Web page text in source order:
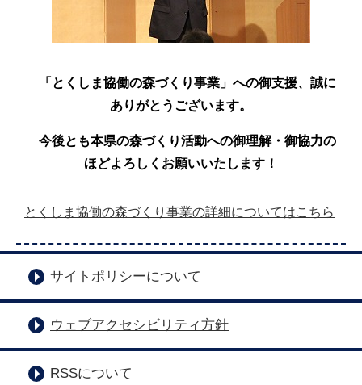
「とくしま協働の森づくり事業」への御支援、誠に
ありがとうございます。
今後とも本県の森づくり活動への御理解・御協力の
ほどよろしくお願いいたします！
とくしま協働の森づくり事業の詳細についてはこちら
サイトポリシーについて
ウェブアクセシビリティ方針
RSSについて